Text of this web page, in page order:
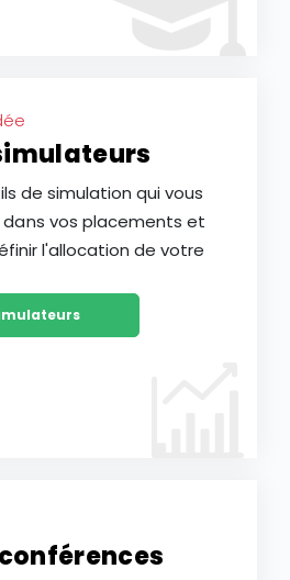
de simulation qui vous
vos placements et
l'allocation de votre